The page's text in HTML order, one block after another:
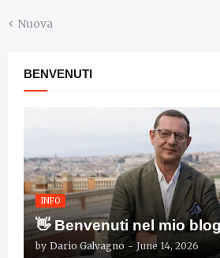
Nuova
BENVENUTI
INFO
👋 Benvenuti nel mio blog
by Dario Galvagno - June 14, 2026